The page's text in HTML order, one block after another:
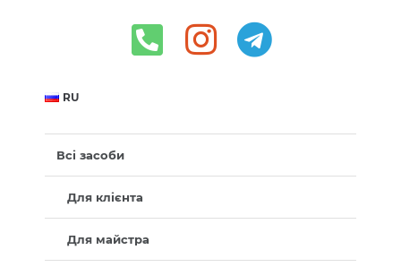
RU
Всі засоби
Для клієнта
Для майстра